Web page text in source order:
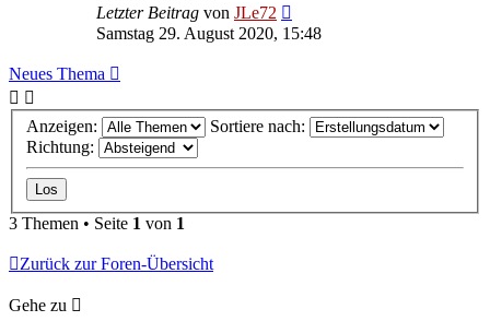
Letzter Beitrag von JLe72
Samstag 29. August 2020, 15:48
Neues Thema
Anzeigen:
Sortiere nach:
Richtung:
3 Themen • Seite 1 von 1
Zurück zur Foren-Übersicht
Gehe zu